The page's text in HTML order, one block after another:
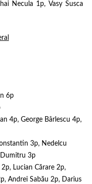
Necula 1p, Vasy Susca
6p
4p, George Bârlescu 4p,
3p, Nedelcu
Dumitru 3p
Lucian Cărare 2p,
Andrei Sabău 2p, Darius